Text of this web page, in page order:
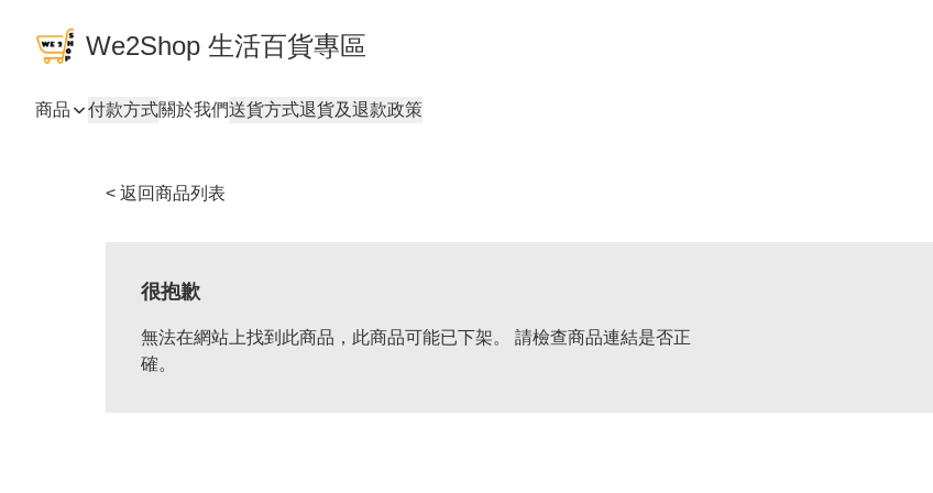
We2Shop 生活百貨專區
商品 付款方式關於我們送貨方式退貨及退款政策
< 返回商品列表
很抱歉
無法在網站上找到此商品，此商品可能已下架。 請檢查商品連結是否正
確。